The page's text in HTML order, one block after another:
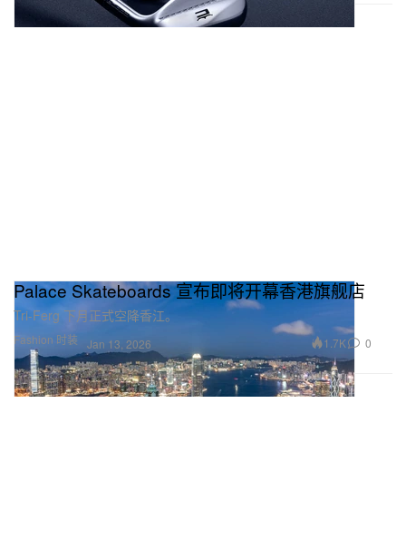
Fashion 时装
Palace Skateboards 宣布即将开幕香港旗舰店
Tri-Ferg 下月正式空降香江。
Jan 13, 2026 1.7K 0